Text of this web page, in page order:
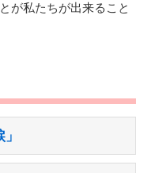
が私たちが出来ること